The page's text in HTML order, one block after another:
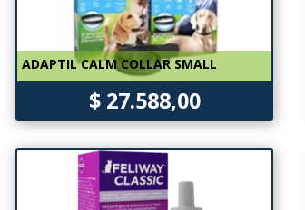
ADAPTIL CALM COLLAR SMALL
$ 27.588,00